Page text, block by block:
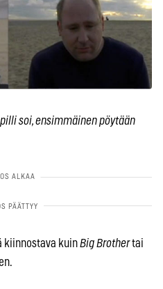
soi, ensimmäinen pöytään
kiinnostava kuinBig Brothertai